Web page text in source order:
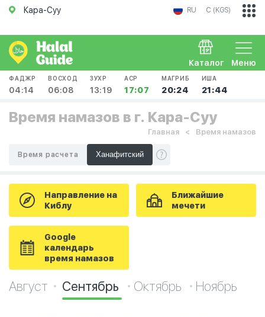
Кара-Суу RU С (KGS)
Меню
Каталог
ФАДЖР
04:14
ВОСХОД
06:08
ЗУХР
13:19
АСР
17:07
МАГРИБ
20:24
ИША
21:44
Время намазов в г. Кара-Суу
Главная Время намазов
Время расчета
Направление на
Киблу
Ближайшие
мечети
Google
календарь
время намазов
Август Сентябрь Октябрь Ноябрь